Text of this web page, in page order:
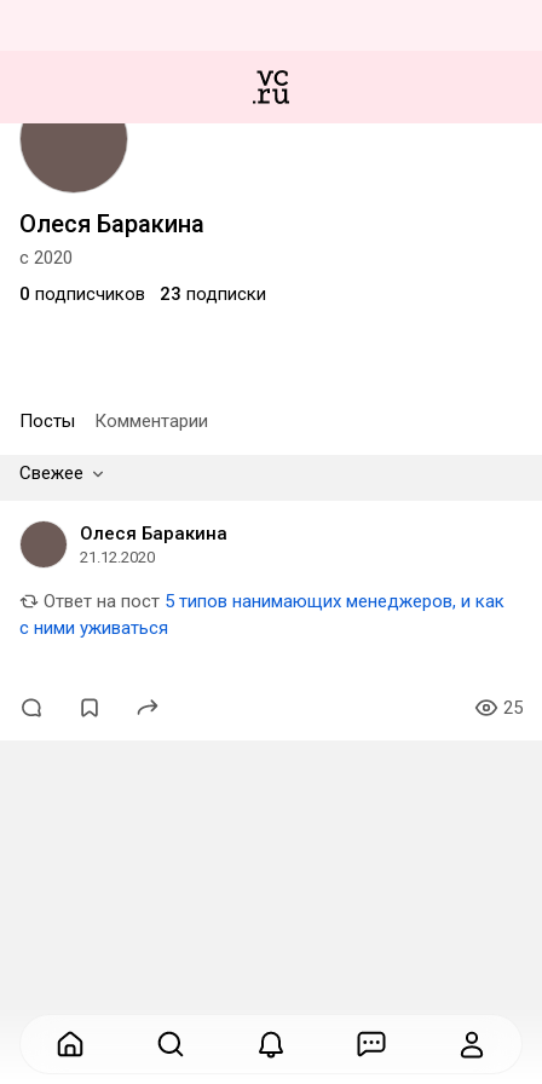
Олеся Баракина
с 2020
0 подписчиков 23 подписки
Посты Комментарии
Свежее
Олеся Баракина
21.12.2020
Ответ на пост 5 типов нанимающих менеджеров, и как
с ними уживаться
25